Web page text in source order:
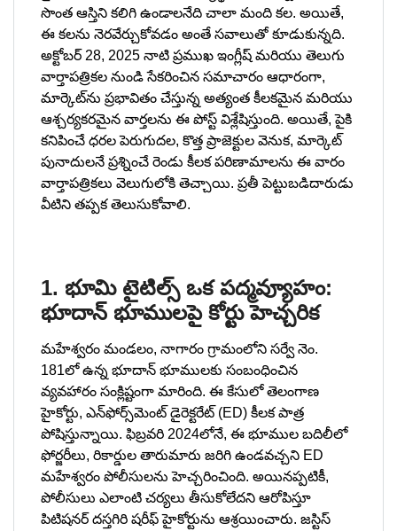
సొంత ఆస్తిని కలిగి ఉండాలనేది చాలా మంది కల. అయితే,
ఈ కలను నెరవేర్చుకోవడం అంతే సవాలుతో కూడుకున్నది.
అక్టోబర్ 28, 2025 నాటి ప్రముఖ ఇంగ్లీష్ మరియు తెలుగు
వార్తాపత్రికల నుండి సేకరించిన సమాచారం ఆధారంగా,
మార్కెట్‌ను ప్రభావితం చేస్తున్న అత్యంత కీలకమైన మరియు
ఆశ్చర్యకరమైన వార్తలను ఈ పోస్ట్ విశ్లేషిస్తుంది. అయితే, పైకి
కనిపించే ధరల పెరుగుదల, కొత్త ప్రాజెక్టుల వెనుక, మార్కెట్
పునాదులనే ప్రశ్నించే రెండు కీలక పరిణామాలను ఈ వారం
వార్తాపత్రికలు వెలుగులోకి తెచ్చాయి. ప్రతీ పెట్టుబడిదారుడు
వీటిని తప్పక తెలుసుకోవాలి.
1. భూమి టైటిల్స్ ఒక పద్మవ్యూహం:
భూదాన్ భూములపై కోర్టు హెచ్చరిక
మహేశ్వరం మండలం, నాగారం గ్రామంలోని సర్వే నెం.
181లో ఉన్న భూదాన్ భూములకు సంబంధించిన
వ్యవహారం సంక్లిష్టంగా మారింది. ఈ కేసులో తెలంగాణ
హైకోర్టు, ఎన్‌ఫోర్స్‌మెంట్ డైరెక్టరేట్ (ED) కీలక పాత్ర
పోషిస్తున్నాయి. ఫిబ్రవరి 2024లోనే, ఈ భూముల బదిలీలో
ఫోర్జరీలు, రికార్డుల తారుమారు జరిగి ఉండవచ్చని ED
మహేశ్వరం పోలీసులను హెచ్చరించింది. అయినప్పటికీ,
పోలీసులు ఎలాంటి చర్యలు తీసుకోలేదని ఆరోపిస్తూ
పిటిషనర్ దస్తగిరి షరీఫ్‌ హైకోర్టును ఆశ్రయించారు. జస్టిస్